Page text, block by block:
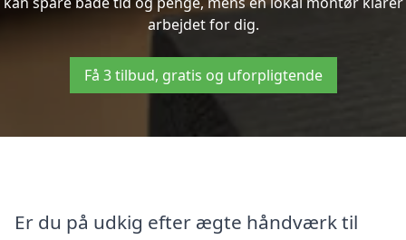
arbejdet for dig.
Få 3 tilbud, gratis og uforpligtende
Er du på udkig efter ægte håndværk til